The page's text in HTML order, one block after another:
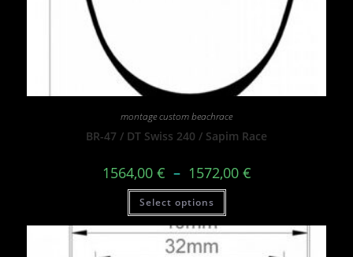
montage custom beachrace
BR-47 / DT Swiss 240 / Sapim Race
1564,00 € – 1572,00 €
Select options